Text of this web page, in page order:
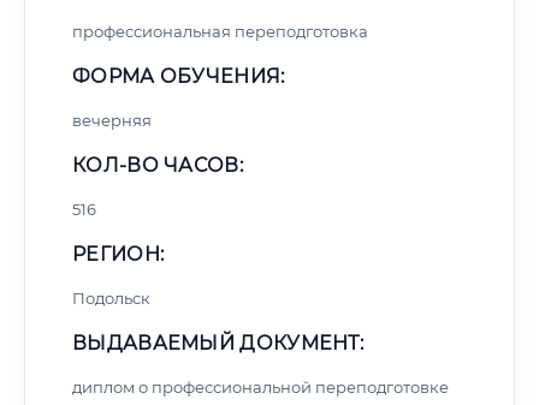
профессиональная переподготовка
ФОРМА ОБУЧЕНИЯ:
вечерняя
КОЛ-ВО ЧАСОВ:
516
РЕГИОН:
Подольск
ВЫДАВАЕМЫЙ ДОКУМЕНТ:
диплом о профессиональной переподготовке